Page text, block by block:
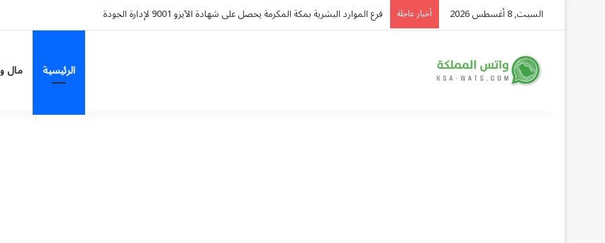
السبت, 8 أغسطس 2026 أخبار عاجلة ورشة «رحلة القهوة» في قرية آل مساعد التراثية تُحوّل البن الخولاني إلى تجربة سياحية
الرئيسية مال